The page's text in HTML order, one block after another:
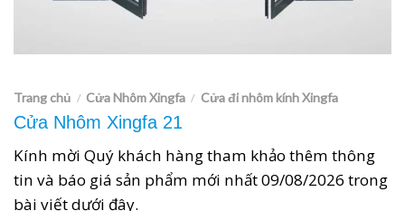
Trang chủ / Cửa Nhôm Xingfa / Cửa đi nhôm kính Xingfa
Cửa Nhôm Xingfa 21
Kính mời Quý khách hàng tham khảo thêm thông
tin và báo giá sản phẩm mới nhất09/08/2026 trong
bài viết dưới đây.